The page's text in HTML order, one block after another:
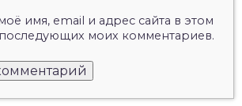
имя, email и адрес сайта в этом
моих комментариев.